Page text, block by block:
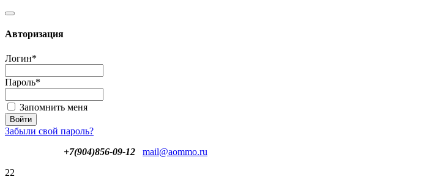
Авторизация
Логин*
Пароль*
Запомнить меня
Забыли свой пароль?
+7(904)856-09-12
mail@aommo.ru
22